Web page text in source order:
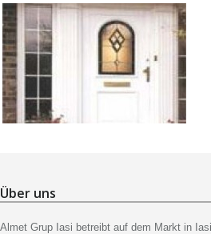
Türen
Über uns
Almet Grup Iasi betreibt auf dem Markt in